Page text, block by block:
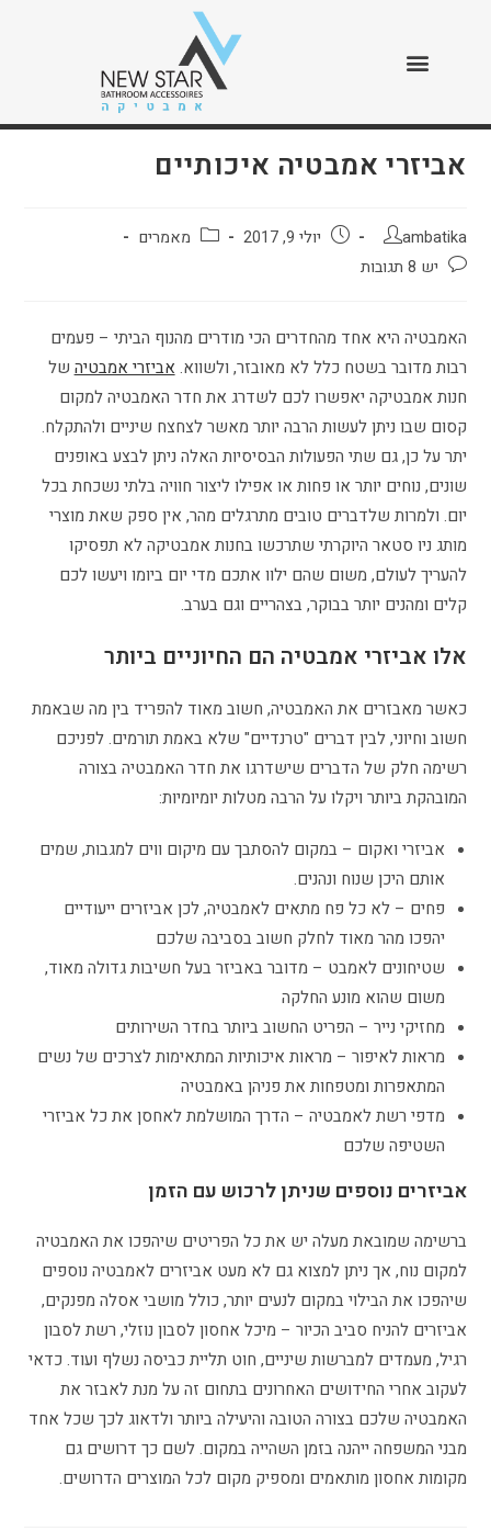
בלוג
אביזרי אמבטיה איכותיים
ambatika יולי 9, 2017
מאמרים
יש 8 תגובות
האמבטיה היא אחד מהחדרים הכי מודרים מהנוף הביתי – פעמים
רבות מדובר בשטח כלל לא מאובזר, ולשווא. אביזרי אמבטיה של
חנות אמבטיקה יאפשרו לכם לשדרג את חדר האמבטיה למקום
קסום שבו ניתן לעשות הרבה יותר מאשר לצחצח שיניים ולהתקלח.
יתר על כן, גם שתי הפעולות הבסיסיות האלה ניתן לבצע באופנים
שונים, נוחים יותר או פחות או אפילו ליצור חוויה בלתי נשכחת בכל
יום. ולמרות שלדברים טובים מתרגלים מהר, אין ספק שאת מוצרי
מותג ניו סטאר היוקרתי שתרכשו בחנות אמבטיקה לא תפסיקו
להעריך לעולם, משום שהם ילוו אתכם מדי יום ביומו ויעשו לכם
קלים ומהנים יותר בבוקר, בצהריים וגם בערב.
אלו אביזרי אמבטיה הם החיוניים ביותר
כאשר מאבזרים את האמבטיה, חשוב מאוד להפריד בין מה שבאמת
חשוב וחיוני, לבין דברים "טרנדיים" שלא באמת תורמים. לפניכם
רשימה חלק של הדברים שישדרגו את חדר האמבטיה בצורה
המובהקת ביותר ויקלו על הרבה מטלות יומיומיות:
אביזרי ואקום – במקום להסתבך עם מיקום ווים למגבות, שמים
אותם היכן שנוח ונהנים.
פחים – לא כל פח מתאים לאמבטיה, לכן אביזרים ייעודיים
יהפכו מהר מאוד לחלק חשוב בסביבה שלכם
שטיחונים לאמבט – מדובר באביזר בעל חשיבות גדולה מאוד,
משום שהוא מונע החלקה
מחזיקי נייר – הפריט החשוב ביותר בחדר השירותים
מראות לאיפור – מראות איכותיות המתאימות לצרכים של נשים
המתאפרות ומטפחות את פניהן באמבטיה
מדפי רשת לאמבטיה – הדרך המושלמת לאחסן את כל אביזרי
השטיפה שלכם
אביזרים נוספים שניתן לרכוש עם הזמן
ברשימה שמובאת מעלה יש את כל הפריטים שיהפכו את האמבטיה
למקום נוח, אך ניתן למצוא גם לא מעט אביזרים לאמבטיה נוספים
שיהפכו את הבילוי במקום לנעים יותר, כולל מושבי אסלה מפנקים,
אביזרים להניח סביב הכיור – מיכל אחסון לסבון נוזלי, רשת לסבון
רגיל, מעמדים למברשות שיניים, חוט תליית כביסה נשלף ועוד. כדאי
לעקוב אחרי החידושים האחרונים בתחום זה על מנת לאבזר את
האמבטיה שלכם בצורה הטובה והיעילה ביותר ולדאוג לכך שכל אחד
מבני המשפחה ייהנה בזמן השהייה במקום. לשם כך דרושים גם
מקומות אחסון מותאמים ומספיק מקום לכל המוצרים הדרושים.